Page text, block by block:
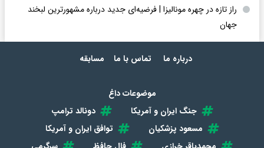
راز تازه در چهره مونالیزا | فرضیه‌ای جدید درباره مشهورترین لبخند
جهان
درباره ما تماس با ما مسابقه
موضوعات داغ
جنگ ایران و آمریکا
دونالد ترامپ
مسعود پزشکیان
توافق ایران و آمریکا